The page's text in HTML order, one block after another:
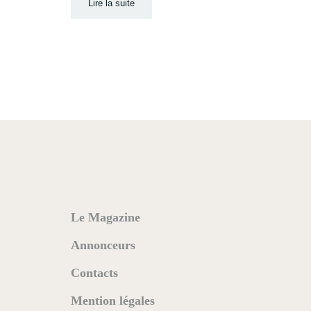
Lire la suite
Le Magazine
Annonceurs
Contacts
Mention légales